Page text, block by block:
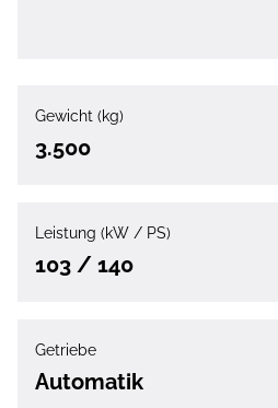
Gewicht (kg)
3.500
Leistung (kW / PS)
103 / 140
Getriebe
Automatik